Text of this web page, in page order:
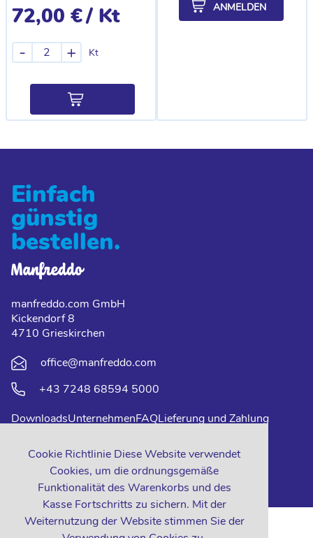
Cookie Richtlinie Diese Website verwendet
Cookies, um die ordnungsgemäße
Funktionalität des Warenkorbs und des
Kasse Fortschritts zu sichern. Mit der
Weiternutzung der Website stimmen Sie der
72,00 €/ Kt
Kt
- +
ANMELDEN
Einfach
günstig
bestellen.
manfreddo.com GmbH
Kickendorf 8
4710 Grieskirchen
office@manfreddo.com
+43 7248 68594 5000
DownloadsUnternehmenFAQLieferung und Zahlung